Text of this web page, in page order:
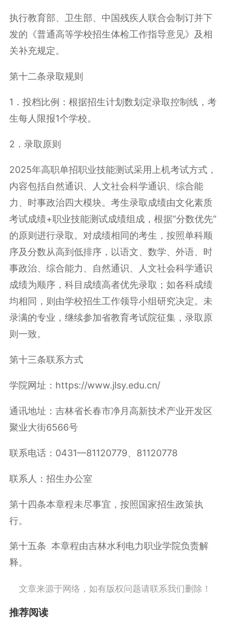
执行教育部、卫生部、中国残疾人联合会制订并下
发的《普通高等学校招生体检工作指导意见》及相
关补充规定。
第十二条录取规则
1．投档比例：根据招生计划数划定录取控制线，考
生每人限报1个学校。
2．录取原则
2025年高职单招职业技能测试采用上机考试方式，
内容包括自然通识、人文社会科学通识、综合能
力、时事政治四大模块。考生录取成绩由文化素质
考试成绩+职业技能测试成绩组成，根据“分数优先”
的原则进行录取。对成绩相同的考生，按照单科顺
序及分数从高到低排序，以语文、数学、外语、时
事政治、综合能力、自然通识、人文社会科学通识
成绩为顺序，科目成绩高者优先录取；如各科成绩
均相同，则由学校招生工作领导小组研究决定。未
录满的专业，继续参加省教育考试院征集，录取原
则一致。
第十三条联系方式
学院网址：https://www.jlsy.edu.cn/
通讯地址：吉林省长春市净月高新技术产业开发区
聚业大街6566号
联系电话：0431—81120779、81120778
联系人：招生办公室
第十四条本章程未尽事宜，按照国家招生政策执
行。
第十五条 本章程由吉林水利电力职业学院负责解
释。
文章来源于网络，如有版权问题请联系我们删除！
推荐阅读